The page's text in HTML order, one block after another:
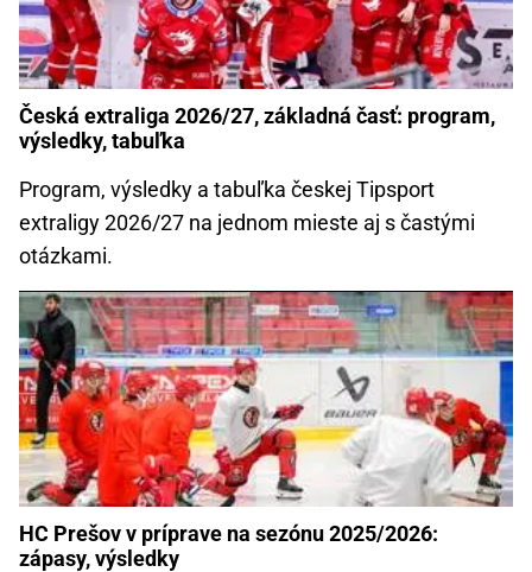
Česká extraliga 2026/27, základná časť: program,
výsledky, tabuľka
Program, výsledky a tabuľka českej Tipsport
extraligy 2026/27 na jednom mieste aj s častými
otázkami.
HC Prešov v príprave na sezónu 2025/2026:
zápasy, výsledky